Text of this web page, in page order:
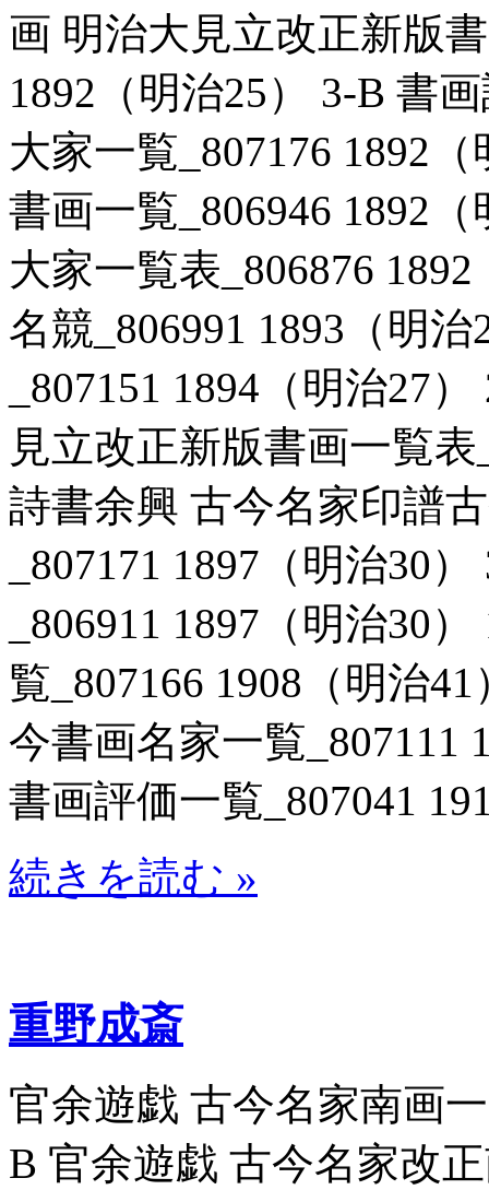
画 明治大見立改正新版
1892（明治25） 3-B 書
大家一覧_807176 1892
書画一覧_806946 1892
大家一覧表_806876
名競_806991 1893（明
_807151 1894（明治27
見立改正新版書画一覧表
詩書余興 古今名家印譜
_807171 1897（明治30
_806911 1897（明治30
覧_807166 1908（明治
今書画名家一覧_807111
書画評価一覧_807041
続きを読む »
重野成斎
官余遊戯 古今名家南画
B 官余遊戯 古今名家改